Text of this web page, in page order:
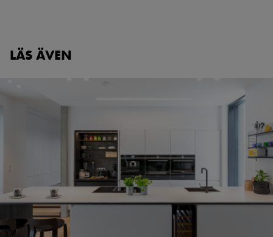
LÄS ÄVEN